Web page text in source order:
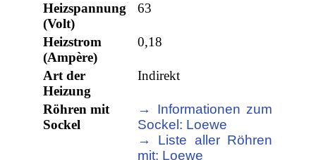
Heizspannung
(Volt)
63
Heizstrom
(Ampère)
0,18
Art der
Heizung
Indirekt
Röhren mit
Sockel
→ Informationen zum
Sockel: Loewe
→ Liste aller Röhren
mit: Loewe